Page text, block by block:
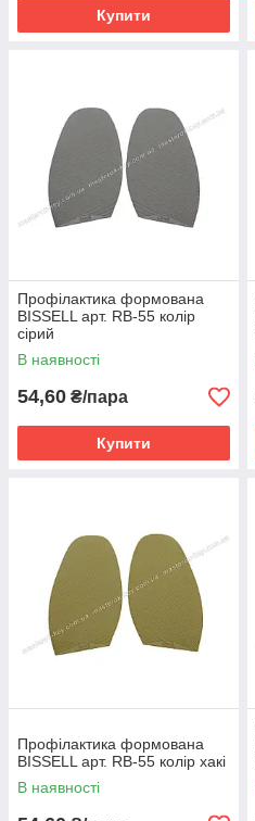
Купити
Профілактика формована
BISSELL арт. RB-55 колір
сірий
В наявності
54,60 ₴/пара
Купити
Профілактика формована
BISSELL арт. RB-55 колір хакі
В наявності